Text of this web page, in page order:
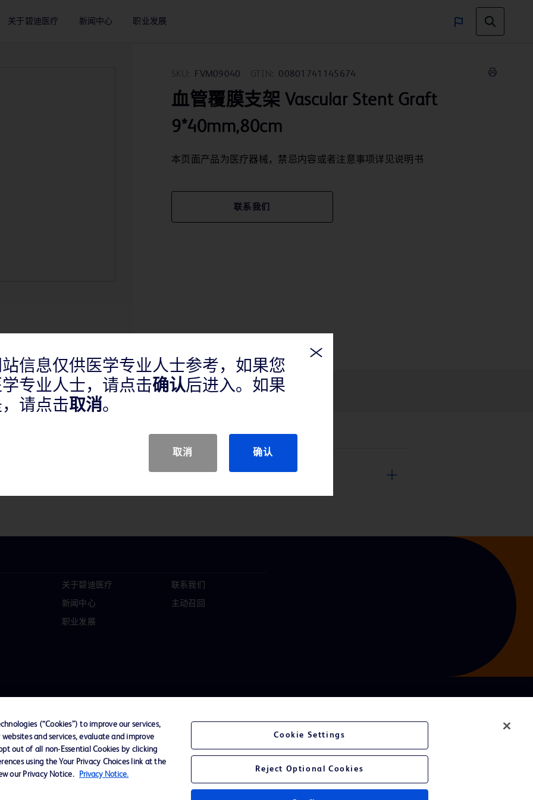
关于碧迪医疗 新闻中心 职业发展
SKU: FVM09040 GTIN: 00801741145674
血管覆膜支架 Vascular Stent Graft
9*40mm,80cm
本页面产品为医疗器械，禁忌内容或者注意事项详见说明书
联系我们
产品说明
关于碧迪医疗
新闻中心
职业发展
联系我们
主动召回
Logo
All
信息仅供医学专业人士参考，如果您
专业人士，请点击确认后进入。如果
请点击取消。
取消 确认
(“Cookies”) to improve our services,
and services, evaluate and improve
out of all non-Essential Cookies by clicking
using the Your Privacy Choices link at the
our Privacy Notice.
Privacy Notice.
Cookie Settings
Reject Optional Cookies